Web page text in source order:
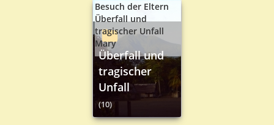
Überfall und
tragischer
Unfall
(10)
Besuch der Eltern
Überfall und
tragischer Unfall
Mary